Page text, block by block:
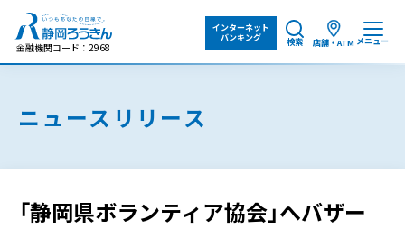
金融機関コード：2968
インターネット
バンキング
検索 店舗・ATM メニュー
ニュースリリース
「静岡県ボランティア協会」へバザー